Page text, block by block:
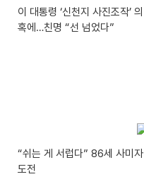
이 대통령 ‘신천지 사진조작’ 의
혹에…친명 “선 넘었다”
“쉬는 게 서럽다” 86세 사미자
도전